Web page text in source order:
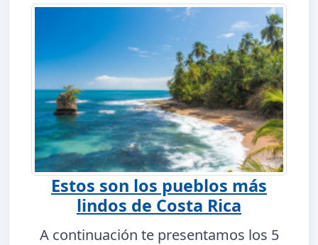
Estos son los pueblos más
lindos de Costa Rica
A continuación te presentamos los 5